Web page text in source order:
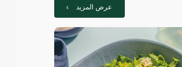
عرض المزيد